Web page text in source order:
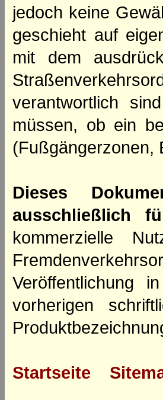
jedoch keine
geschieht auf
mit dem
verantwortlich
müssen, ob ein
(Fußgängerzonen,
Dieses
ausschließlich
kommerzielle
Veröffentlichung
vorherigen
Startseite